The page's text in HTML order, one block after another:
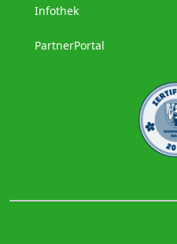
Infothek
PartnerPortal